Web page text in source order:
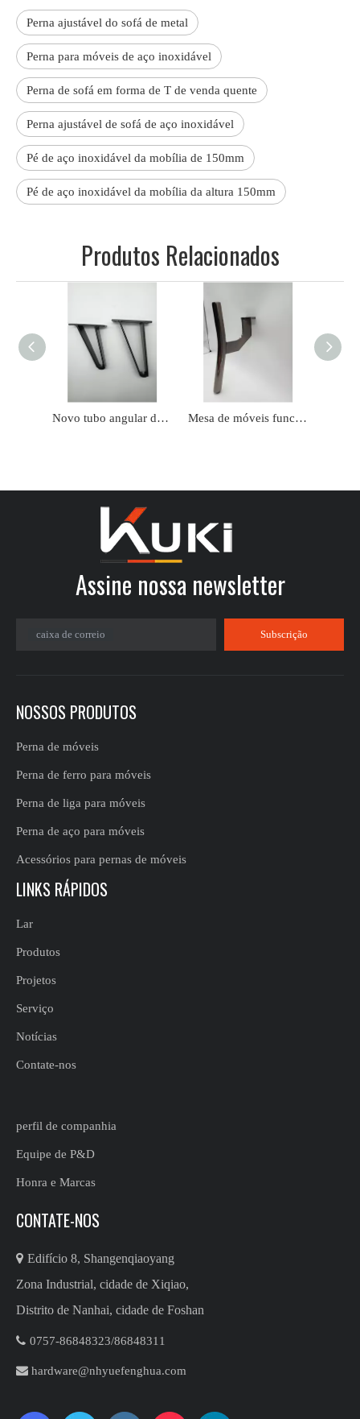
Perna ajustável do sofá de metal
Perna para móveis de aço inoxidável
Perna de sofá em forma de T de venda quente
Perna ajustável de sofá de aço inoxidável
Pé de aço inoxidável da mobília de 150mm
Pé de aço inoxidável da mobília da altura 150mm
Produtos Relacionados
Novo tubo angular de pernas de sofá de ferro para cama Mesa de móveis funcionais resistentes, perna de aço, metal, móveis para casa modernos, pé de sofá
Assine nossa newsletter​​​​​​​
caixa de correio Subscrição
NOSSOS PRODUTOS
Perna de móveis
Perna de ferro para móveis
Perna de liga para móveis
Perna de aço para móveis
Acessórios para pernas de móveis
LINKS RÁPIDOS
Lar
Produtos
Projetos
Serviço
Notícias
Contate-nos
perfil de companhia
Equipe de P&D
Honra e Marcas
CONTATE-NOS
 Edifício 8, Shangenqiaoyang
Zona Industrial, cidade de Xiqiao,
Distrito de Nanhai, cidade de Foshan
 0757-86848323/86848311​​​​​​​
 hardware@nhyuefenghua.com